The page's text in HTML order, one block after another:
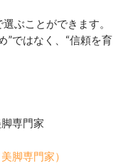
ぶことができます。
”ではなく、“信頼を育
脚専門家
脚専門家）